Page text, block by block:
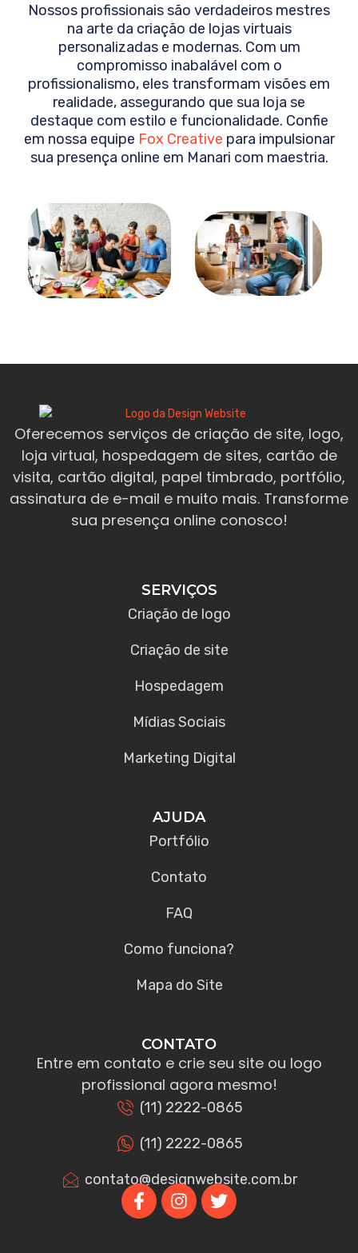
Nossos profissionais são verdadeiros mestres
na arte da criação de lojas virtuais
personalizadas e modernas. Com um
compromisso inabalável com o
profissionalismo, eles transformam visões em
realidade, assegurando que sua loja se
destaque com estilo e funcionalidade. Confie
em nossa equipe Fox Creative para impulsionar
sua presença online em Manari com maestria.
Oferecemos serviços de criação de site, logo,
loja virtual, hospedagem de sites, cartão de
visita, cartão digital, papel timbrado, portfólio,
assinatura de e-mail e muito mais. Transforme
sua presença online conosco!
SERVIÇOS
Criação de logo
Criação de site
Hospedagem
Mídias Sociais
Marketing Digital
AJUDA
Portfólio
Contato
FAQ
Como funciona?
Mapa do Site
CONTATO
Entre em contato e crie seu site ou logo
profissional agora mesmo!
(11) 2222-0865
(11) 2222-0865
contato@designwebsite.com.br